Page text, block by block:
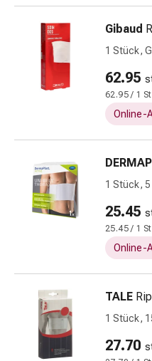
Schwitzen
Unreine
Akne
Homöopathie
Schüssler
Salz
Spagyrik
Blase,
Prostata
Prostata
Gibaud
1 Stück,
62.95
62.95 / 1
Online-
1 Stück,
25.45
25.45 / 1
Online-
TALE
1 Stück,
27.70